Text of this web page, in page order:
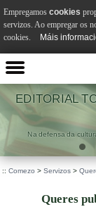
EDITORIAL
Na defensa da
:: Comezo > Servizos >
Queres
Empregamos cookies
servizos. Ao empregar os
cookies.
Máis